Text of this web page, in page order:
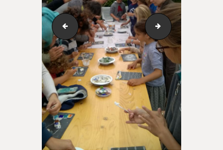
IMG_8767 WP_20170827_015